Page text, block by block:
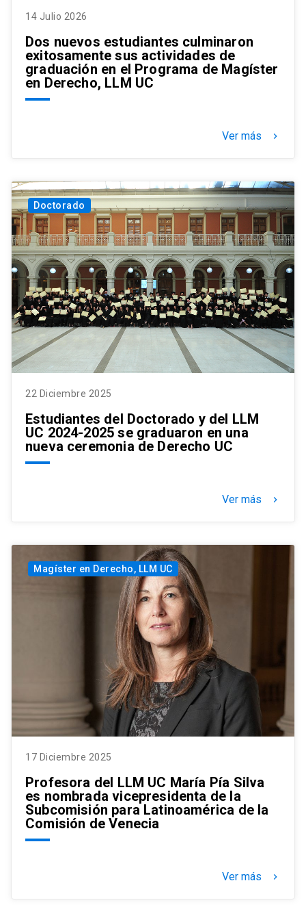
14 Julio 2026
Dos nuevos estudiantes culminaron
exitosamente sus actividades de
graduación en el Programa de Magíster
en Derecho, LLM UC
Ver más keyboard_arrow_right
Doctorado
22 Diciembre 2025
Estudiantes del Doctorado y del LLM
UC 2024-2025 se graduaron en una
nueva ceremonia de Derecho UC
Ver más keyboard_arrow_right
Magíster en Derecho, LLM UC
17 Diciembre 2025
Profesora del LLM UC María Pía Silva
es nombrada vicepresidenta de la
Subcomisión para Latinoamérica de la
Comisión de Venecia
Ver más keyboard_arrow_right